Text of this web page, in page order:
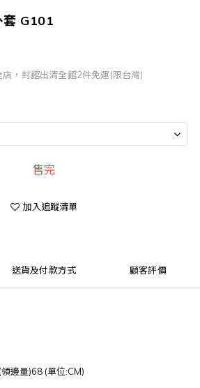
套 G101
店，封館出清全館2件免運(限台灣)
售完
加入追蹤清單
送貨及付款方式 顧客評價
邊量)68 (單位:CM)